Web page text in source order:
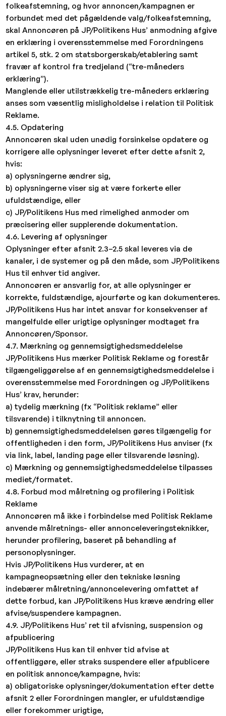
folkeafstemning, og hvor annoncen/kampagnen er
forbundet med det pågældende valg/folkeafstemning,
skal Annoncøren på JP/Politikens Hus’ anmodning afgive
en erklæring i overensstemmelse med Forordningens
artikel 5, stk. 2 om statsborgerskab/etablering samt
fravær af kontrol fra tredjeland (“tre-måneders
erklæring”).
Manglende eller utilstrækkelig tre-måneders erklæring
anses som væsentlig misligholdelse i relation til Politisk
Reklame.
4.5. Opdatering
Annoncøren skal uden unødig forsinkelse opdatere og
korrigere alle oplysninger leveret efter dette afsnit 2,
hvis:
a) oplysningerne ændrer sig,
b) oplysningerne viser sig at være forkerte eller
ufuldstændige, eller
c) JP/Politikens Hus med rimelighed anmoder om
præcisering eller supplerende dokumentation.
4.6. Levering af oplysninger
Oplysninger efter afsnit 2.3–2.5 skal leveres via de
kanaler, i de systemer og på den måde, som JP/Politikens
Hus til enhver tid angiver.
Annoncøren er ansvarlig for, at alle oplysninger er
korrekte, fuldstændige, ajourførte og kan dokumenteres.
JP/Politikens Hus har intet ansvar for konsekvenser af
mangelfulde eller urigtige oplysninger modtaget fra
Annoncøren/Sponsor.
4.7. Mærkning og gennemsigtighedsmeddelelse
JP/Politikens Hus mærker Politisk Reklame og forestår
tilgængeliggørelse af en gennemsigtighedsmeddelelse i
overensstemmelse med Forordningen og JP/Politikens
Hus’ krav, herunder:
a) tydelig mærkning (fx “Politisk reklame” eller
tilsvarende) i tilknytning til annoncen.
b) gennemsigtighedsmeddelelsen gøres tilgængelig for
offentligheden i den form, JP/Politikens Hus anviser (fx
via link, label, landing page eller tilsvarende løsning).
c) Mærkning og gennemsigtighedsmeddelelse tilpasses
mediet/formatet.
4.8. Forbud mod målretning og profilering i Politisk
Reklame
Annoncøren må ikke i forbindelse med Politisk Reklame
anvende målretnings- eller annonceleveringsteknikker,
herunder profilering, baseret på behandling af
personoplysninger.
Hvis JP/Politikens Hus vurderer, at en
kampagneopsætning eller den tekniske løsning
indebærer målretning/annoncelevering omfattet af
dette forbud, kan JP/Politikens Hus kræve ændring eller
afvise/suspendere kampagnen.
4.9. JP/Politikens Hus’ ret til afvisning, suspension og
afpublicering
JP/Politikens Hus kan til enhver tid afvise at
offentliggøre, eller straks suspendere eller afpublicere
en politisk annonce/kampagne, hvis:
a) obligatoriske oplysninger/dokumentation efter dette
afsnit 2 eller Forordningen mangler, er ufuldstændige
eller forekommer urigtige,